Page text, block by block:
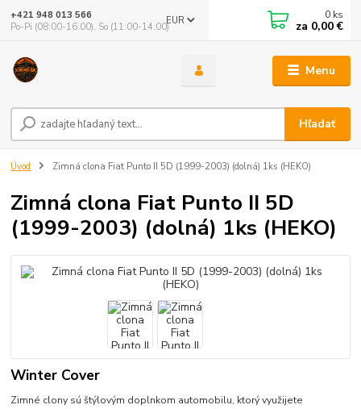
Menu
EUR
Hľadať
+421 948 013 566
Po-Pi (08:00-16:00), So (11:00-14:00)
0 ks
za 0,00 €
Úvod Zimná clona Fiat Punto II 5D (1999-2003) (dolná) 1ks (HEKO)
Zimná clona Fiat Punto II 5D
(1999-2003) (dolná) 1ks (HEKO)
Winter Cover
Zimné clony sú štýlovým doplnkom automobilu, ktorý využijete